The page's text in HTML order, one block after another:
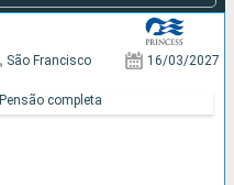
São Francisco 16/03/2027
Pensão completa